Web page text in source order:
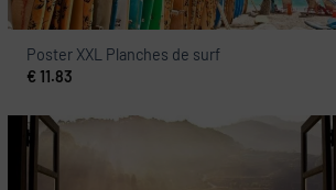
Poster XXL Planches de surf
€ 11.83